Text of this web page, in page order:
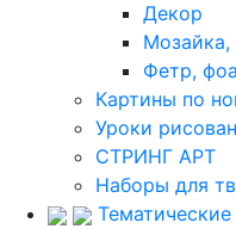
Декор
Мозайка,
Фетр,
Картины по
Уроки
СТРИНГ АРТ
Наборы для